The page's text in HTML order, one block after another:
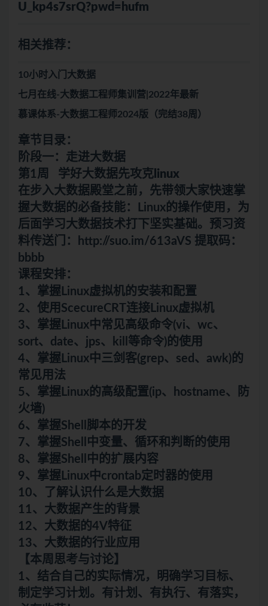
U_kp4s7srQ?pwd=hufm
相关推荐：
10小时入门大数据
七月在线-大数据工程师集训营|2022年最新
慕课体系-大数据工程师2024版（完结38周）
章节目录：
阶段一：走进大数据
第1周 学好大数据先攻克 linux
在步入大数据殿堂之前，先带领大家快速掌
握大数据的必备技能：Linux的操作使用，为
后面学习大数据技术打下坚实基础。预习资
料传送门：http://suo.im/613aVS 提取码：
bbbb
课程安排：
1、掌握Linux虚拟机的安装和配置
2、使用ScecureCRT连接Linux虚拟机
3、掌握Linux中常见高级命令(vi、wc、
sort、date、jps、kill等命令)的使用
4、掌握Linux中三剑客(grep、sed、awk)的
常见用法
5、掌握Linux的高级配置(ip、hostname、防
火墙)
6、掌握Shell脚本的开发
7、掌握Shell中变量、循环和判断的使用
8、掌握Shell中的扩展内容
9、掌握Linux中crontab定时器的使用
10、了解认识什么是大数据
11、大数据产生的背景
12、大数据的4V特征
13、大数据的行业应用
【本周思考与讨论】
1、结合自己的实际情况，明确学习目标、
制定学习计划。有计划、有执行、有落实，